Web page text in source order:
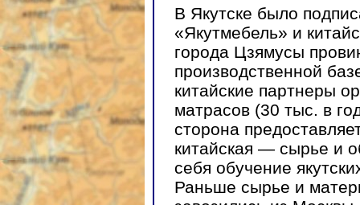
В Якутске было
«Якутмебель» и
города Цзямусы
производственной
китайские партнеры
матрасов (30 тыс. в
сторона
китайская — сырье и
себя обучение
Раньше сырье и